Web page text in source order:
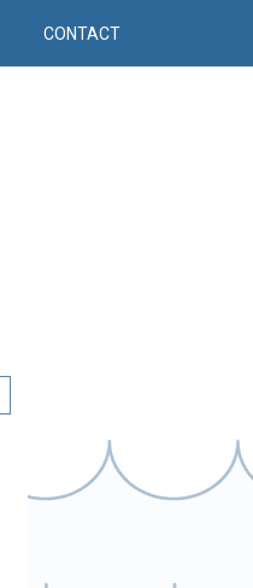
CONTACT